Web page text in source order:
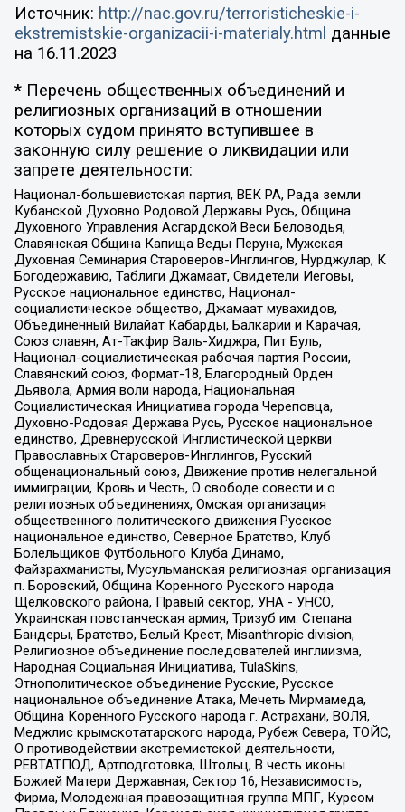
Источник: http://nac.gov.ru/terroristicheskie-i-
ekstremistskie-organizacii-i-materialy.html данные
на 16.11.2023
* Перечень общественных объединений и
религиозных организаций в отношении
которых судом принято вступившее в
законную силу решение о ликвидации или
запрете деятельности:
Национал-большевистская партия, ВЕК РА, Рада земли
Кубанской Духовно Родовой Державы Русь, Община
Духовного Управления Асгардской Веси Беловодья,
Славянская Община Капища Веды Перуна, Мужская
Духовная Семинария Староверов-Инглингов, Нурджулар, К
Богодержавию, Таблиги Джамаат, Свидетели Иеговы,
Русское национальное единство, Национал-
социалистическое общество, Джамаат мувахидов,
Объединенный Вилайат Кабарды, Балкарии и Карачая,
Союз славян, Ат-Такфир Валь-Хиджра, Пит Буль,
Национал-социалистическая рабочая партия России,
Славянский союз, Формат-18, Благородный Орден
Дьявола, Армия воли народа, Национальная
Социалистическая Инициатива города Череповца,
Духовно-Родовая Держава Русь, Русское национальное
единство, Древнерусской Инглистической церкви
Православных Староверов-Инглингов, Русский
общенациональный союз, Движение против нелегальной
иммиграции, Кровь и Честь, О свободе совести и о
религиозных объединениях, Омская организация
общественного политического движения Русское
национальное единство, Северное Братство, Клуб
Болельщиков Футбольного Клуба Динамо,
Файзрахманисты, Мусульманская религиозная организация
п. Боровский, Община Коренного Русского народа
Щелковского района, Правый сектор, УНА - УНСО,
Украинская повстанческая армия, Тризуб им. Степана
Бандеры, Братство, Белый Крест, Misanthropic division,
Религиозное объединение последователей инглиизма,
Народная Социальная Инициатива, TulaSkins,
Этнополитическое объединение Русские, Русское
национальное объединение Атака, Мечеть Мирмамеда,
Община Коренного Русского народа г. Астрахани, ВОЛЯ,
Меджлис крымскотатарского народа, Рубеж Севера, ТОЙС,
О противодействии экстремистской деятельности,
РЕВТАТПОД, Артподготовка, Штольц, В честь иконы
Божией Матери Державная, Сектор 16, Независимость,
Фирма, Молодежная правозащитная группа МПГ, Курсом